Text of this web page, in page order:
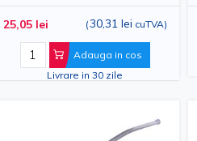
25,05 lei (30,31 lei cuTVA)
Adauga in cos
Livrare in 30 zile